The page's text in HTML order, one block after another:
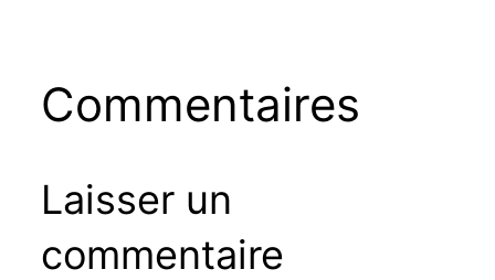
Commentaires
Laisser un
commentaire